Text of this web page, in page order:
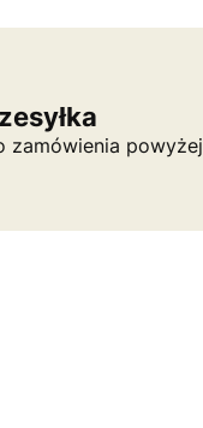
zamówienia